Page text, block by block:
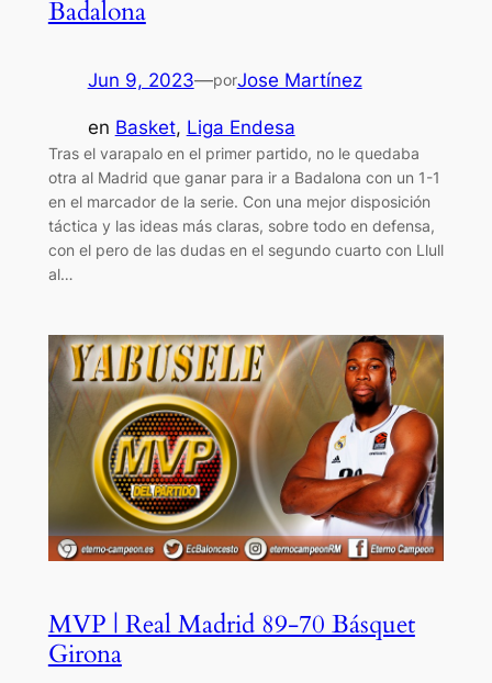
Badalona
Jun 9, 2023—porJose Martínez
en Basket, Liga Endesa
Tras el varapalo en el primer partido, no le quedaba
otra al Madrid que ganar para ir a Badalona con un 1-1
en el marcador de la serie. Con una mejor disposición
táctica y las ideas más claras, sobre todo en defensa,
con el pero de las dudas en el segundo cuarto con Llull
al…
MVP | Real Madrid 89-70 Básquet
Girona